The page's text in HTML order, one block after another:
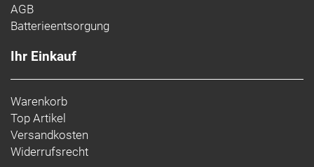
AGB
Batterieentsorgung
Ihr Einkauf
Warenkorb
Top Artikel
Versandkosten
Widerrufsrecht